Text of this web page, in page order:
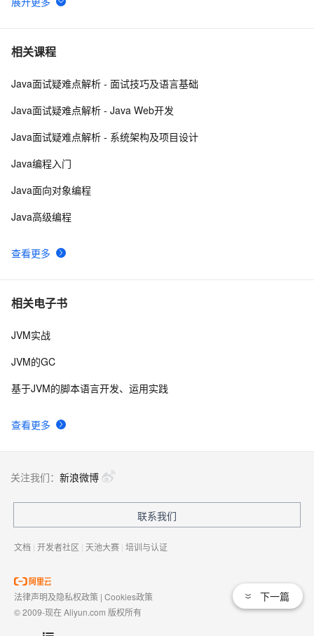
6 3分钟，了解阿里云热门开发者工具 Cloud Toolkit
7 Docker学习路线图 (持续更新中)
8 利用Zipkin对Spring Cloud应用进行服务追踪分析
10基于Docker容器的，Jenkins、GitLab构建持续集成
相关课程
查看更多
Java面试疑难点解析 - 面试技巧及语言基础
Java面试疑难点解析 - Java Web开发
Java面试疑难点解析 - 系统架构及项目设计
Java编程入门
Java面向对象编程
Java高级编程
相关电子书
查看更多
JVM实战
JVM的GC
基于JVM的脚本语言开发、运用实践
下一篇
关注我们： 新浪微博
联系我们
文档 | 开发者社区 | 天池大赛 | 培训与认证
法律声明及隐私权政策 | Cookies政策
© 2009-现在 Aliyun.com 版权所有